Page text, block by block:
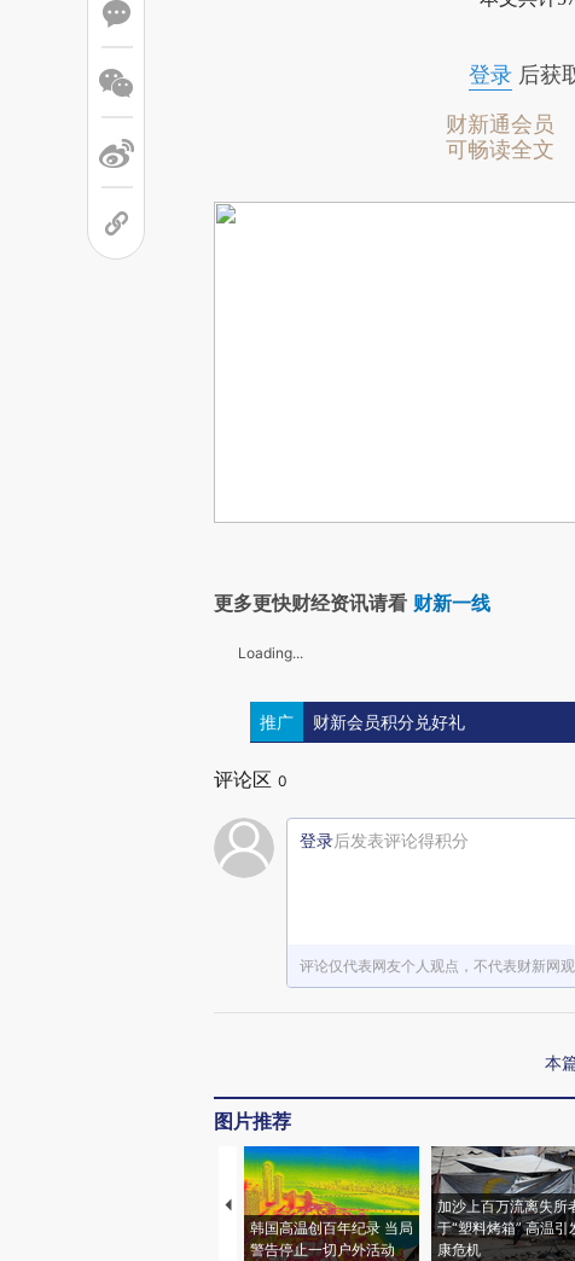
登录后获
财新通会员
可畅读全文
更多更快财经资讯请看 财新一线
Loading...
推广 财新会员积分兑好礼
评论区 0
登录后发表评论得积分
评论仅代表网友个人观点，不代表财新网
本
图片推荐
韩国高温创百年纪录 当局
警告停止一切户外活动
加沙上百万流离失所
于“塑料烤箱” 高温引
康危机